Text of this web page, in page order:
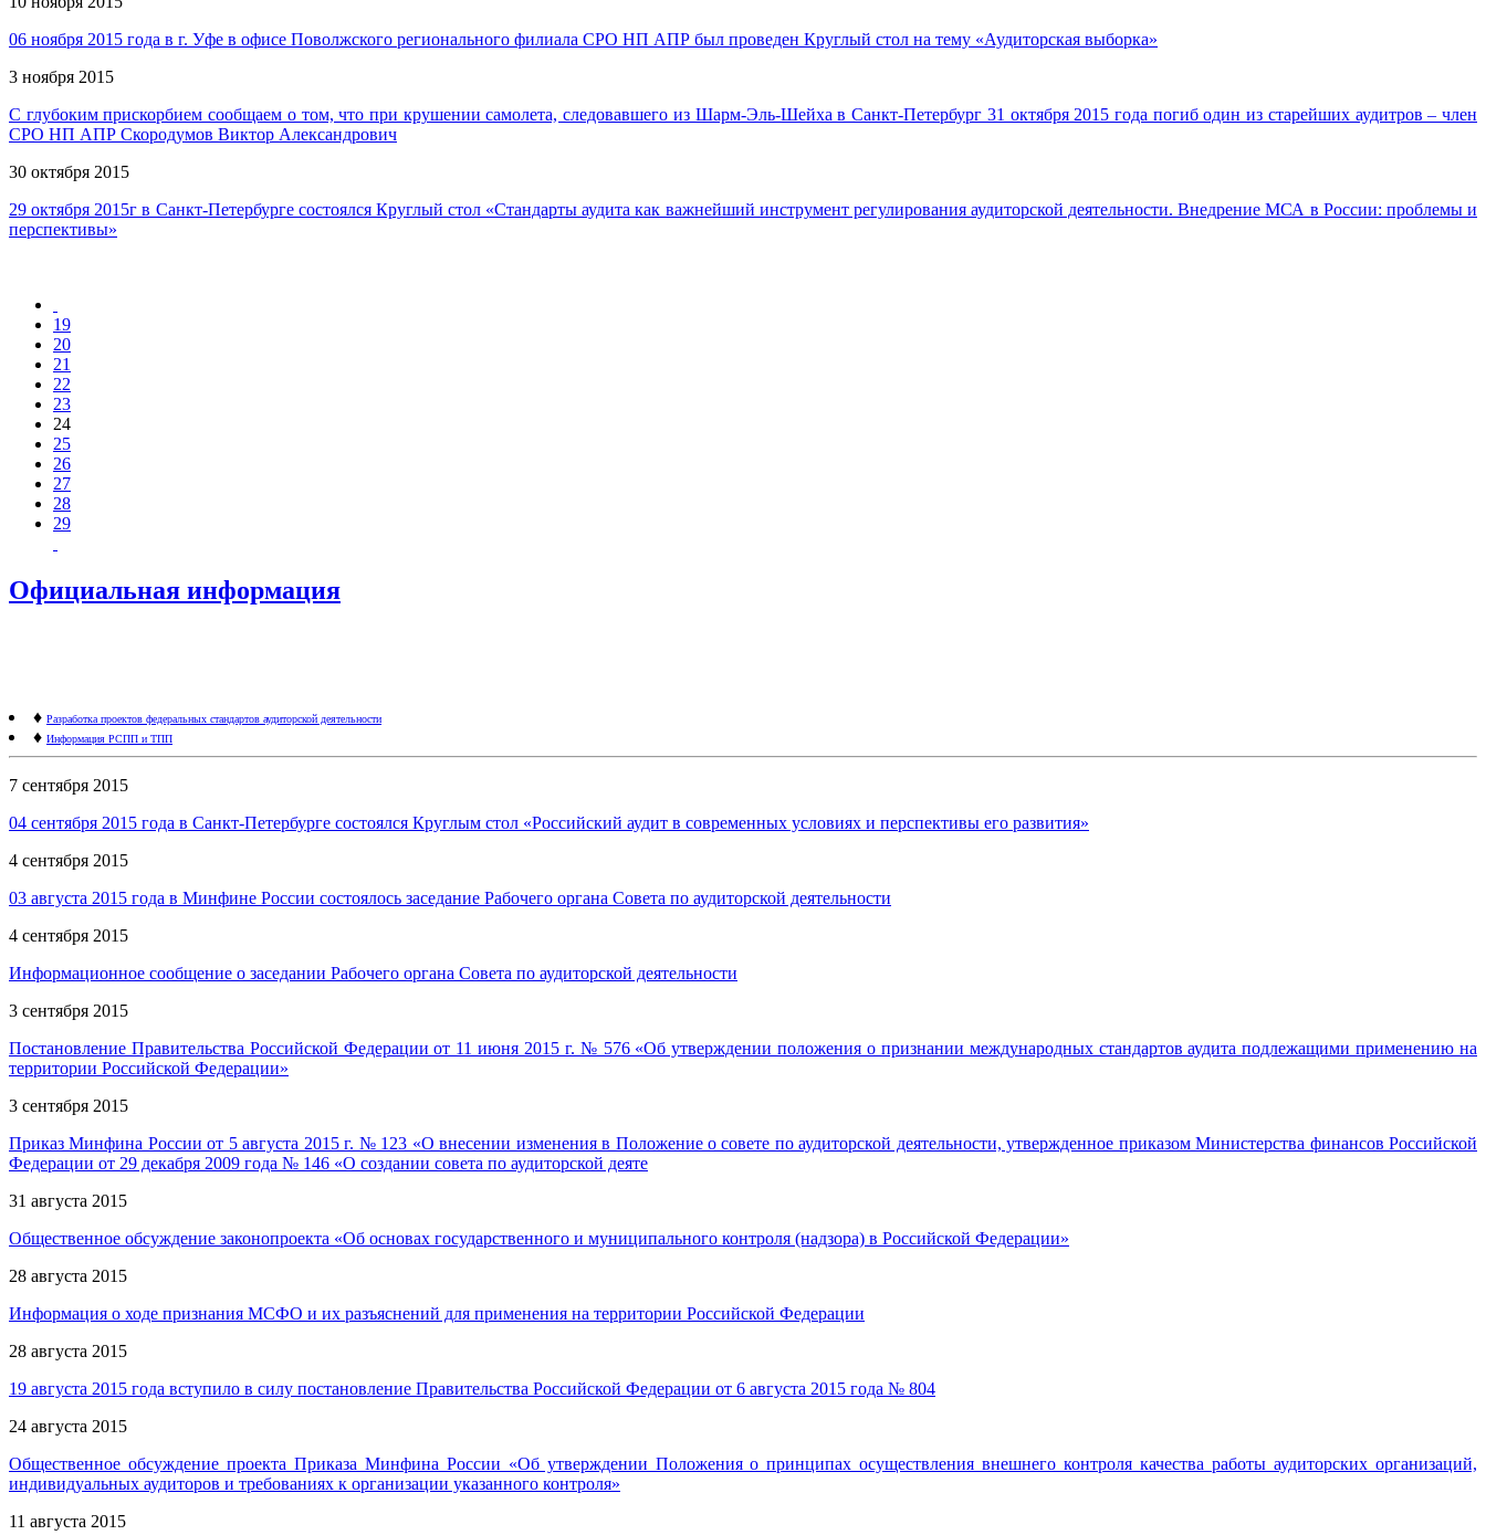
06 ноября 2015 года в г. Уфе в офисе Поволжского регионального филиала СРО НП АПР был проведен Круглый стол на тему «Аудиторская выборка»
3 ноября 2015
С глубоким прискорбием сообщаем о том, что при крушении самолета, следовавшего из Шарм-Эль-Шейха в Санкт-Петербург 31 октября 2015 года погиб один из старейших аудитров – член
СРО НП АПР Скородумов Виктор Александрович
30 октября 2015
29 октября 2015г в Санкт-Петербурге состоялся Круглый стол «Стандарты аудита как важнейший инструмент регулирования аудиторской деятельности. Внедрение МСА в России: проблемы и
перспективы»
19
20
21
22
23
24
25
26
27
28
29
Официальная информация
♦ Разработка проектов федеральных стандартов аудиторской деятельности
♦ Информация РСПП и ТПП
7 сентября 2015
04 сентября 2015 года в Санкт-Петербурге состоялся Круглым стол «Российский аудит в современных условиях и перспективы его развития»
4 сентября 2015
03 августа 2015 года в Минфине России состоялось заседание Рабочего органа Совета по аудиторской деятельности
4 сентября 2015
Информационное сообщение о заседании Рабочего органа Совета по аудиторской деятельности
3 сентября 2015
Постановление Правительства Российской Федерации от 11 июня 2015 г. № 576 «Об утверждении положения о признании международных стандартов аудита подлежащими применению на
территории Российской Федерации»
3 сентября 2015
Приказ Минфина России от 5 августа 2015 г. № 123 «О внесении изменения в Положение о совете по аудиторской деятельности, утвержденное приказом Министерства финансов Российской
Федерации от 29 декабря 2009 года № 146 «О создании совета по аудиторской деяте
31 августа 2015
Общественное обсуждение законопроекта «Об основах государственного и муниципального контроля (надзора) в Российской Федерации»
28 августа 2015
Информация о ходе признания МСФО и их разъяснений для применения на территории Российской Федерации
28 августа 2015
19 августа 2015 года вступило в силу постановление Правительства Российской Федерации от 6 августа 2015 года № 804
24 августа 2015
Общественное обсуждение проекта Приказа Минфина России «Об утверждении Положения о принципах осуществления внешнего контроля качества работы аудиторских организаций,
индивидуальных аудиторов и требованиях к организации указанного контроля»
11 августа 2015